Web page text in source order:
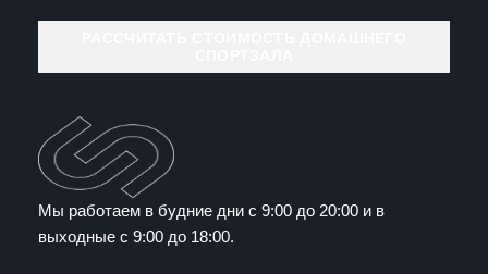
Мы работаем в будние дни с 9:00 до 20:00 и в
выходные с 9:00 до 18:00.